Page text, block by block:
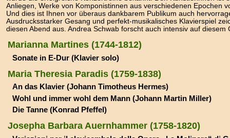
Anliegen, Werke von Komponistinnen aus verschiedenen Epochen
Und dies ist Ihnen vor überaus dankbarem Publikum auch
Ausdrucksstarker Gesang und perfekt-musikalisches Klavierspiel
diesen Abend aus. Andrea Schwab forscht auch intensiv auf diesem
Marianna Martines (1744-1812)
Sonate in E-Dur (Klavier solo)
Maria Theresia Paradis (1759-1838)
An das Klavier (Johann Timotheus Hermes)
Wohl und immer wohl dem Mann (Johann Martin Miller)
Die Tanne (Konrad Pfeffel)
Josepha Barbara Auernhammer (1758-1820)